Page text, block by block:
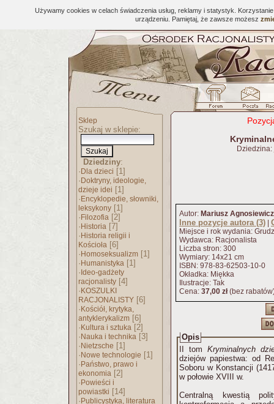
Używamy cookies w celach świadczenia usług, reklamy i statystyk.
urządzeniu. Pamiętaj, że zawsze możesz
Sklep
Szukaj w sklepie:
Dziedziny:
· Dla dzieci [1]
· Doktryny, ideologie,
dzieje idei [1]
· Encyklopedie, słowniki,
leksykony [1]
· Filozofia [2]
· Historia [7]
· Historia religii i
Kościoła [6]
· Homoseksualizm [1]
· Humanistyka [1]
· Ideo-gadżety
racjonalisty [4]
· KOSZULKI
RACJONALISTY [6]
· Kościół, krytyka,
antyklerykalizm [6]
· Kultura i sztuka [2]
· Nauka i technika [3]
· Nietzsche [1]
· Nowe technologie [1]
· Państwo, prawo i
ekonomia [2]
· Powieści i
powiastki [14]
· Publicystyka, literatura
Dziedzina:
Autor: Mariusz Agnosiewicz
Inne pozycje autora (3)
Miejsce i rok wydania:
Wydawca: Racjonalista
Liczba stron: 300
Wymiary: 14x21 cm
ISBN: 978-83-62503-10-0
Okładka: Miękka
Ilustracje: Tak
Cena: 37,00 zł(bez
Opis
II tom Kryminalnych
dziejów papiestwa: od
Soboru w Konstancji
w połowie XVIII w.
Centralną kwestią